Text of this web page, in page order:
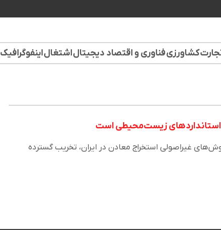
کشاورزیفناوری و اقتصاد دیجیتالاشتغالاینفوگرافیک
استانداردهای زیست‌محیطی است
غیراصولی استخراج معادن در ایران، تخریب گسترده